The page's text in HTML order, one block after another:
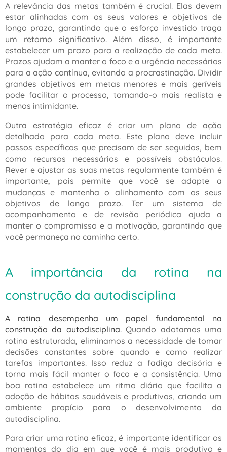
A relevância das metas também é crucial. Elas devem
estar alinhadas com os seus valores e objetivos de
longo prazo, garantindo que o esforço investido traga
um retorno significativo. Além disso, é importante
estabelecer um prazo para a realização de cada meta.
Prazos ajudam a manter o foco e a urgência necessários
para a ação contínua, evitando a procrastinação. Dividir
grandes objetivos em metas menores e mais geríveis
pode facilitar o processo, tornando-o mais realista e
menos intimidante.
Outra estratégia eficaz é criar um plano de ação
detalhado para cada meta. Este plano deve incluir
passos específicos que precisam de ser seguidos, bem
como recursos necessários e possíveis obstáculos.
Rever e ajustar as suas metas regularmente também é
importante, pois permite que você se adapte a
mudanças e mantenha o alinhamento com os seus
objetivos de longo prazo. Ter um sistema de
acompanhamento e de revisão periódica ajuda a
manter o compromisso e a motivação, garantindo que
você permaneça no caminho certo.
A importância da rotina na
construção da autodisciplina
A rotina desempenha um papel fundamental na
construção da autodisciplina. Quando adotamos uma
rotina estruturada, eliminamos a necessidade de tomar
decisões constantes sobre quando e como realizar
tarefas importantes. Isso reduz a fadiga decisória e
torna mais fácil manter o foco e a consistência. Uma
boa rotina estabelece um ritmo diário que facilita a
adoção de hábitos saudáveis e produtivos, criando um
ambiente propício para o desenvolvimento da
autodisciplina.
Para criar uma rotina eficaz, é importante identificar os
momentos do dia em que você é mais produtivo e